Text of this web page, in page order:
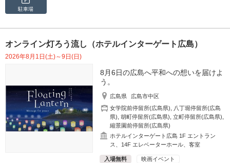
駐車場
オンライン灯ろう流し（ホテルインターゲート広島）
2026年8月1日(土)～9日(日)
8月6日の広島へ平和への想いを届けよ
う。
広島県
広島市中区
女学院前停留所(広島県)
八丁堀停留所(広島
県) ,胡町停留所(広島県) ,立町停留所(広島県)
縮景園前停留所(広島県)
ホテルインターゲート広島 1F エントラン
ス、14F エレベーターホール、客室
入場無料
映画イベント